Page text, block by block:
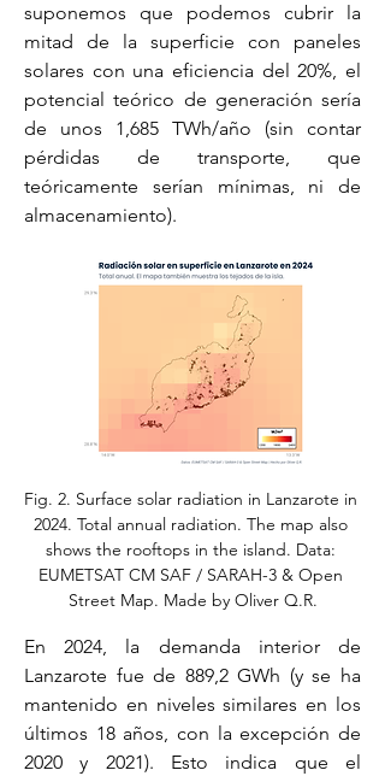
suponemos que podemos cubrir la
mitad de la superficie con paneles
solares con una eficiencia del 20%, el
potencial teórico de generación sería
de unos 1,685 TWh/año (sin contar
pérdidas de transporte, que
teóricamente serían mínimas, ni de
almacenamiento).
Fig. 2. Surface solar radiation in Lanzarote in
2024. Total annual radiation. The map also
shows the rooftops in the island. Data:
EUMETSAT CM SAF / SARAH-3 & Open
Street Map. Made by Oliver Q.R.
En 2024, la demanda interior de
Lanzarote fue de 889,2 GWh (y se ha
mantenido en niveles similares en los
últimos 18 años, con la excepción de
2020 y 2021). Esto indica que el